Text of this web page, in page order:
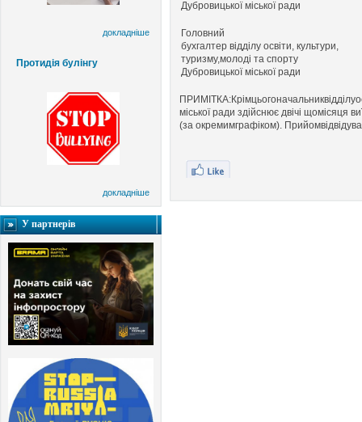
докладніше
Протидія булінгу
докладніше
У партнерів
Дубровицькоїміської ради
Головний
бухгалтер відділу освіти, культури,
туризму,молоді та спорту
Дубровицькоїміської ради
ПРИМІТКА:Крімцьогоначальниквідділу
міської ради здійснює двічі щомісяця
(за окремимграфіком). Прийом